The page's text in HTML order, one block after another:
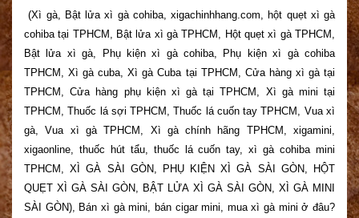
(Xì gà, Bật lửa xì gà cohiba, xigachinhhang.com, hột quẹt xì gà
cohiba tại TPHCM, Bật lửa xì gà TPHCM, Hột quẹt xì gà TPHCM,
Bật lửa xì gà, Phụ kiện xì gà cohiba, Phụ kiện xì gà cohiba
TPHCM, Xì gà cuba, Xì gà Cuba tại TPHCM, Cửa hàng xì gà tại
TPHCM, Cửa hàng phụ kiện xì gà tại TPHCM, Xì gà mini tại
TPHCM, Thuốc lá sợi TPHCM, Thuốc lá cuốn tay TPHCM, Vua xì
gà, Vua xì gà TPHCM, Xì gà chính hãng TPHCM, xigamini,
xigaonline, thuốc hút tẩu, thuốc lá cuốn tay, xì gà cohiba mini
TPHCM, XÌ GÀ SÀI GÒN, PHỤ KIỆN XÌ GÀ SÀI GÒN, HỘT
QUẸT XÌ GÀ SÀI GÒN, BẬT LỬA XÌ GÀ SÀI GÒN, XÌ GÀ MINI
SÀI GÒN), Bán xì gà mini, bán cigar mini, mua xì gà mini ở đâu?